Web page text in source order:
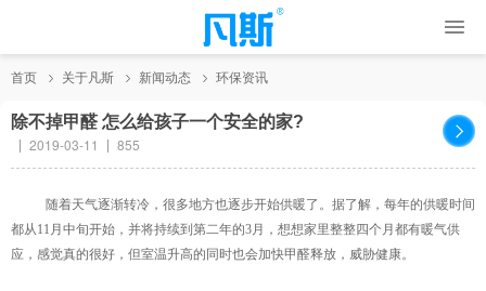
首页 关于凡斯 新闻动态 环保资讯
除不掉甲醛 怎么给孩子一个安全的家?
2019-03-11
855
随着天气逐渐转冷，很多地方也逐步开始供暖了。据了解，每年的供暖时间
都从11月中旬开始，并将持续到第二年的3月，想想家里整整四个月都有暖气供
应，感觉真的很好，但室温升高的同时也会加快甲醛释放，威胁健康。